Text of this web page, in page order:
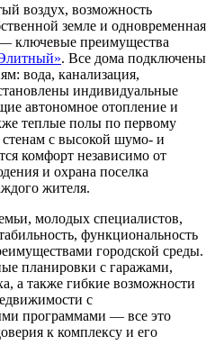
воздух, возможность
земле и одновременная
ключевые преимущества
. Все дома подключены
вода, канализация,
индивидуальные
автономное отопление и
теплые полы по первому
с высокой шумо- и
комфорт независимо от
и охрана поселка
жителя.
молодых специалистов,
функциональность
городской среды.
планировки с гаражами,
а также гибкие возможности
с
программами — все это
к комплексу и его